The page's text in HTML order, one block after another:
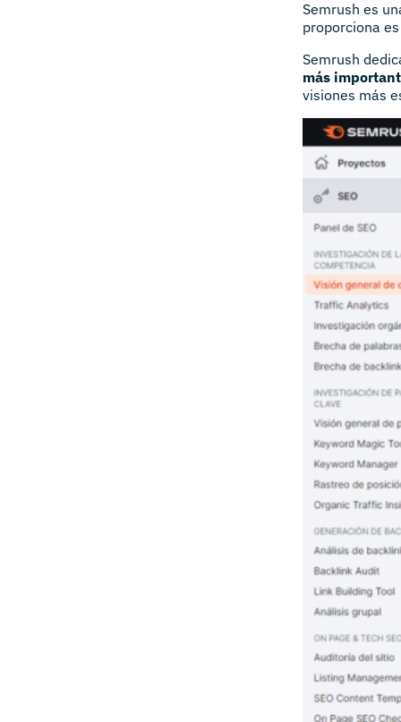
Semrush es
proporciona
Semrush
más
visiones más